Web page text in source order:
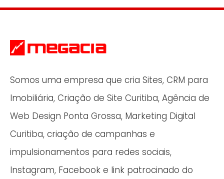
Somos uma empresa que cria Sites, CRM para
Imobiliária, Criação de Site Curitiba, Agência de
Web Design Ponta Grossa, Marketing Digital
Curitiba, criação de campanhas e
impulsionamentos para redes sociais,
Instagram, Facebook e link patrocinado do